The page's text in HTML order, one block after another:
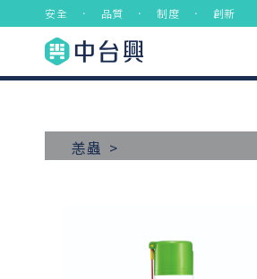
安全 ． 品質 ． 制度 ． 創新
恙蟲 >